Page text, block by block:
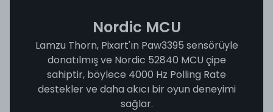
Nordic MCU
Lamzu Thorn, Pixart'ın Paw3395 sensörüyle
donatılmış ve Nordic 52840 MCU çipe
sahiptir, böylece 4000 Hz Polling Rate
destekler ve daha akıcı bir oyun deneyimi
sağlar.